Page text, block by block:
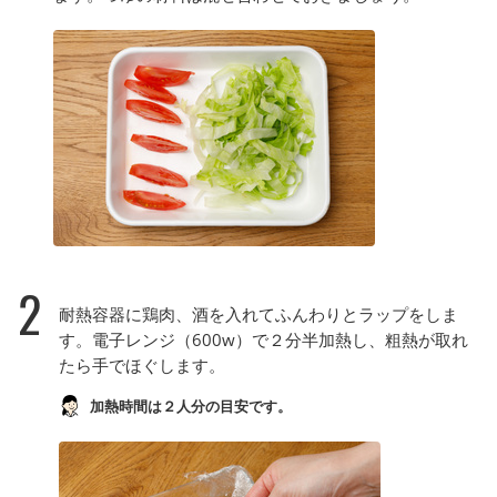
2
耐熱容器に鶏肉、酒を入れてふんわりとラップをしま
す。電子レンジ（600w）で２分半加熱し、粗熱が取れ
たら手でほぐします。
加熱時間は２人分の目安です。